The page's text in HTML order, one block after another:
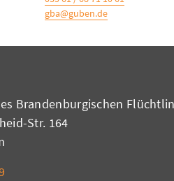
gba@guben.de
Brandenburgischen
Str. 164